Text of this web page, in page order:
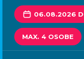
06.08.2026
MAX. 4 OSOBE